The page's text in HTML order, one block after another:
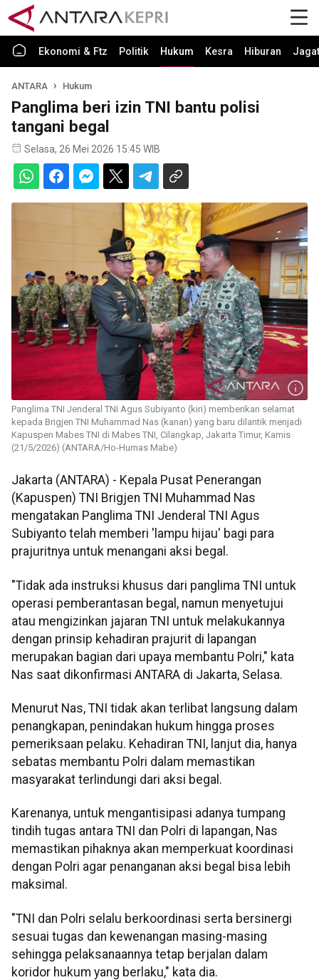
Ekonomi & Ftz Politik Hukum Kesra Hiburan Jagat
ANTARA Hukum
Panglima beri izin TNI bantu polisi
tangani begal
Selasa, 26 Mei 2026 15:45 WIB
Panglima TNI Jenderal TNI Agus Subiyanto (kiri) memberikan selamat
kepada Brigjen TNI Muhammad Nas (kanan) yang baru dilantik menjadi
Kapuspen Mabes TNI di Mabes TNI, Cilangkap, Jakarta Timur, Kamis
(21/5/2026) (ANTARA/Ho-Humas Mabe)
Jakarta (ANTARA) - Kepala Pusat Penerangan
(Kapuspen) TNI Brigjen TNI Muhammad Nas
mengatakan Panglima TNI Jenderal TNI Agus
Subiyanto telah memberi 'lampu hijau' bagi para
prajuritnya untuk menangani aksi begal.
"Tidak ada instruksi khusus dari panglima TNI untuk
operasi pemberantasan begal, namun menyetujui
atau mengizinkan jajaran TNI untuk melakukannya
dengan prinsip kehadiran prajurit di lapangan
merupakan bagian dari upaya membantu Polri," kata
Nas saat dikonfirmasi ANTARA di Jakarta, Selasa.
Menurut Nas, TNI tidak akan terlibat langsung dalam
penangkapan, penindakan hukum hingga proses
pemeriksaan pelaku. Kehadiran TNI, lanjut dia, hanya
sebatas membantu Polri dalam memastikan
masyarakat terlindungi dari aksi begal.
Karenanya, untuk mengantisipasi adanya tumpang
tindih tugas antara TNI dan Polri di lapangan, Nas
memastikan pihaknya akan memperkuat koordinasi
dengan Polri agar penanganan aksi begal bisa lebih
maksimal.
"TNI dan Polri selalu berkoordinasi serta bersinergi
sesuai tugas dan kewenangan masing-masing
sehingga pelaksanaannya tetap berjalan dalam
koridor hukum yang berlaku," kata dia.